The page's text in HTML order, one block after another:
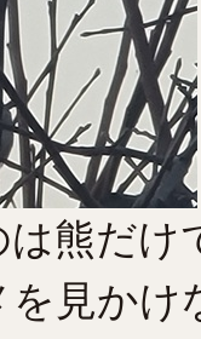
熊だけ
見かけ